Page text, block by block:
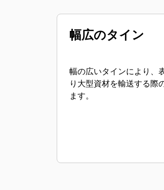
幅広のタイン
幅の広いタインにより、
り大型資材を輸送する際
ます。